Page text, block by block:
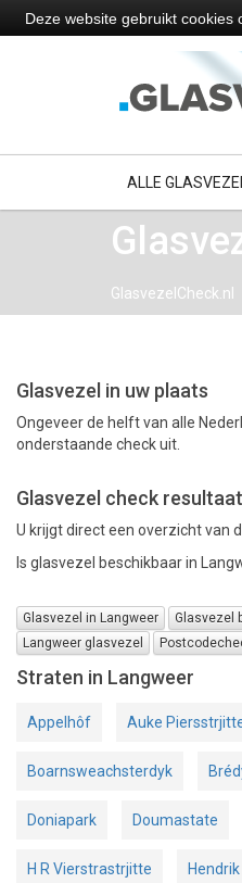
ALLE
GlasvezelCheck.nl
Glasvezel in uw plaats
Ongeveer de helft van alle
onderstaande check uit.
Glasvezel check resultaat
U krijgt direct een overzicht van
Is glasvezel beschikbaar in
Glasvezel in Langweer Glasvezel
Langweer glasvezel
Straten in Langweer
Appelhôf Auke
Boarnsweachsterdyk
Doniapark Doumastate
H R Vierstrastrjitte
Deze website gebruikt